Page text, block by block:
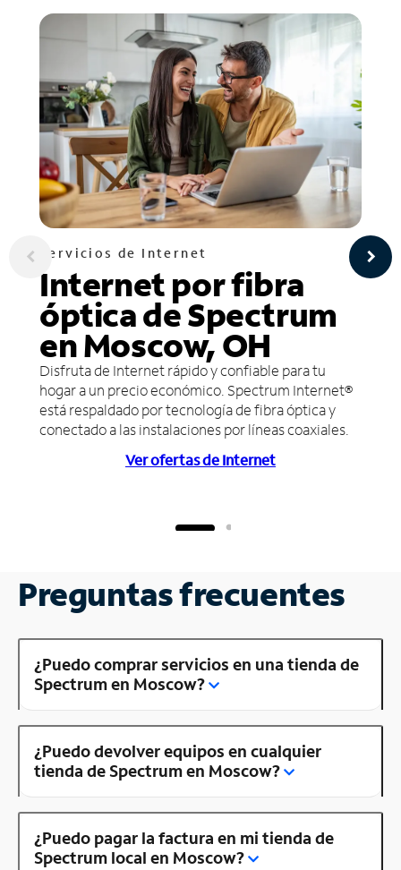
Servicios de Internet
Internet por fibra
óptica de Spectrum
en Moscow, OH
Disfruta de Internet rápido y confiable para tu
hogar a un precio económico. Spectrum Internet®
está respaldado por tecnología de fibra óptica y
conectado a las instalaciones por líneas coaxiales.
Ver ofertas de Internet
Preguntas frecuentes
¿Puedo comprar servicios en una tienda de
Spectrum en Moscow?
¿Puedo devolver equipos en cualquier
tienda de Spectrum en Moscow?
¿Puedo pagar la factura en mi tienda de
Spectrum local en Moscow?